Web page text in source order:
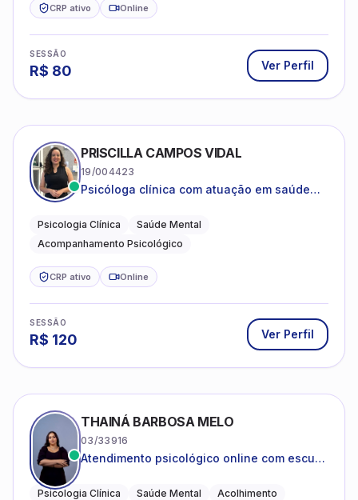
CRP ativo Online
SESSÃO
R$ 80 Ver Perfil
PRISCILLA CAMPOS VIDAL
19/004423
Psicóloga clínica com atuação em saúde
Psicologia Clínica
Saúde Mental
Acompanhamento Psicológico
CRP ativo Online
SESSÃO
R$ 120 Ver Perfil
THAINÁ BARBOSA MELO
03/33916
Atendimento psicológico online com escuta
emocional
Psicologia Clínica Saúde Mental Acolhimento